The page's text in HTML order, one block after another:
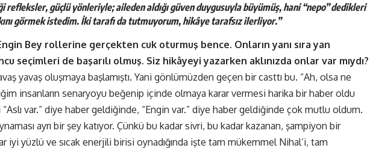
güçlü yönleriyle; aileden aldığı güven duygusuyla büyümüş, hani “nepo” dedikleri
görmek istedim. İki tarafı da tutmuyorum, hikâye tarafsız ilerliyor.”
Bey rollerine gerçekten cuk oturmuş bence. Onların yanı sıra yan
seçimleri de başarılı olmuş. Siz hikâyeyi yazarken aklınızda onlar var mıydı?
yavaş oluşmaya başlamıştı. Yani gönlümüzden geçen bir casttı bu. “Ah, olsa ne
insanların senaryoyu beğenip içinde olmaya karar vermesi harika bir haber oldu
var.” diye haber geldiğinde, “Engin var.” diye haber geldiğinde çok mutlu oldum.
ayrı bir şey katıyor. Çünkü bu kadar sivri, bu kadar kazanan, şampiyon bir
iyi yüzlü ve sıcak enerjili birisi oynadığında işte tam mükemmel Nihal’i, tam